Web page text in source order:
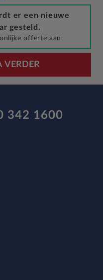
er een nieuwe
gesteld.
offerte aan.
VERDER
342 1600